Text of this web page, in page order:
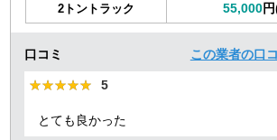
2トントラック 55,000
口コミ この業者の口
★★★★★
★★★★★ 5
とても良かった